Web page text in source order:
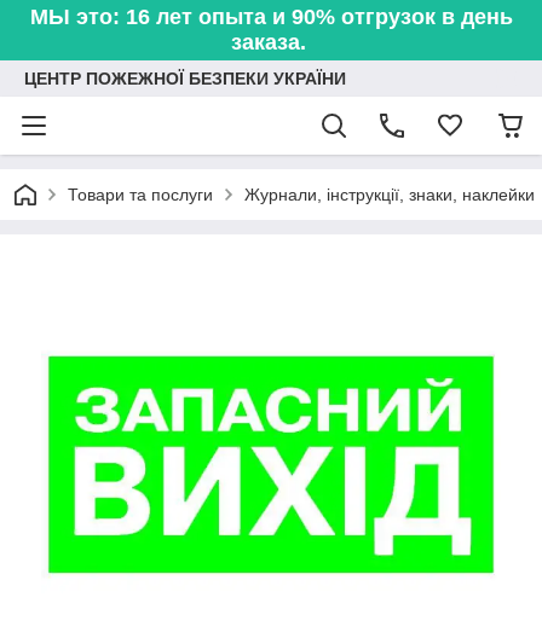
МЫ это: 16 лет опыта и 90% отгрузок в день
заказа.
ЦЕНТР ПОЖЕЖНОЇ БЕЗПЕКИ УКРАЇНИ
Товари та послуги Журнали, інструкції, знаки, наклейки